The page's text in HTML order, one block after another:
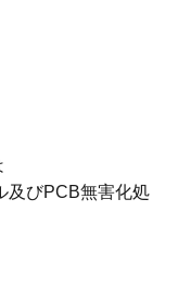
及びPCB無害化処